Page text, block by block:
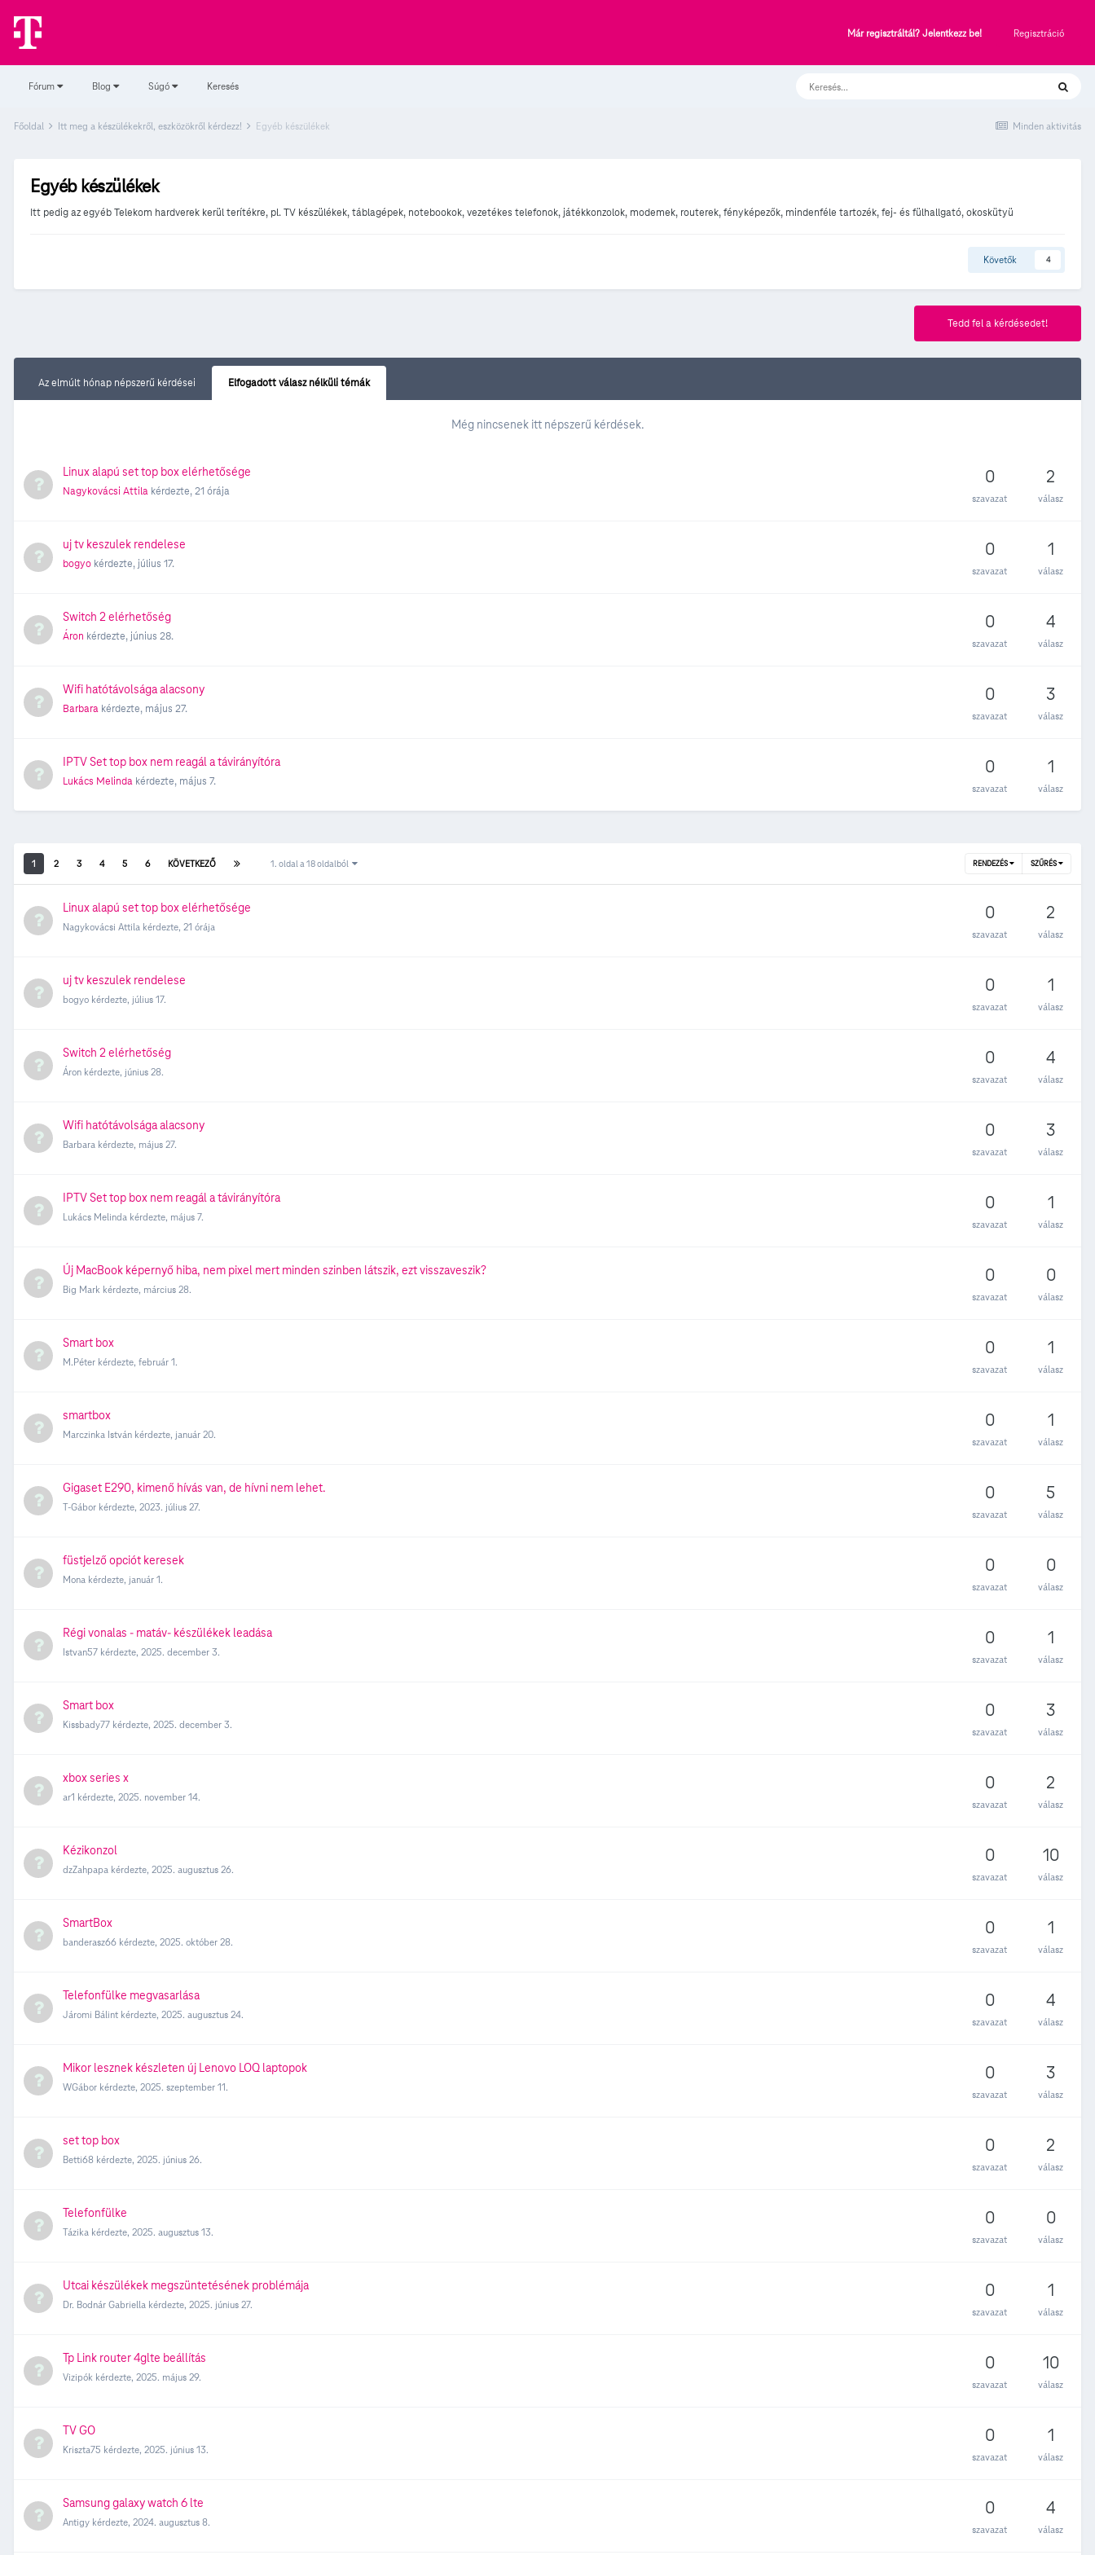
Már regisztráltál? Jelentkezz be! Regisztráció
Fórum Blog Súgó Keresés
Minden aktivitás
Főoldal Itt meg a készülékekről, eszközökről kérdezz! Egyéb készülékek
Egyéb készülékek
Itt pedig az egyéb Telekom hardverek kerül terítékre, pl. TV készülékek, táblagépek, notebookok, vezetékes telefonok, játékkonzolok, modemek, routerek, fényképezők, mindenféle tartozék, fej- és fülhallgató, okoskütyü
Követők 4
Tedd fel a kérdésedet!
Az elmúlt hónap népszerű kérdései Elfogadott válasz nélküli témák
Még nincsenek itt népszerű kérdések.
Linux alapú set top box elérhetősége
Nagykovácsi Attila kérdezte,21 órája
0
szavazat
2
válasz
uj tv keszulek rendelese
bogyo kérdezte, július 17.
0
szavazat
1
válasz
Switch 2 elérhetőség
Áron kérdezte, június 28.
0
szavazat
4
válasz
Wifi hatótávolsága alacsony
Barbara kérdezte, május 27.
0
szavazat
3
válasz
IPTV Set top box nem reagál a távirányítóra
Lukács Melinda kérdezte, május 7.
0
szavazat
1
válasz
RENDEZÉS SZŰRÉS
1 2 3 4 5 6 KÖVETKEZŐ 1. oldal a 18 oldalból
Linux alapú set top box elérhetősége
Nagykovácsi Attila kérdezte, 21 órája
0
szavazat
2
válasz
uj tv keszulek rendelese
bogyo kérdezte, július 17.
0
szavazat
1
válasz
Switch 2 elérhetőség
Áron kérdezte, június 28.
0
szavazat
4
válasz
Wifi hatótávolsága alacsony
Barbara kérdezte, május 27.
0
szavazat
3
válasz
IPTV Set top box nem reagál a távirányítóra
Lukács Melinda kérdezte, május 7.
0
szavazat
1
válasz
Új MacBook képernyő hiba, nem pixel mert minden szinben látszik, ezt visszaveszik?
Big Mark kérdezte, március 28.
0
szavazat
0
válasz
Smart box
M.Péter kérdezte, február 1.
0
szavazat
1
válasz
smartbox
Marczinka István kérdezte, január 20.
0
szavazat
1
válasz
Gigaset E290, kimenő hívás van, de hívni nem lehet.
T-Gábor kérdezte, 2023. július 27.
0
szavazat
5
válasz
füstjelző opciót keresek
Mona kérdezte, január 1.
0
szavazat
0
válasz
Régi vonalas - matáv- készülékek leadása
Istvan57 kérdezte, 2025. december 3.
0
szavazat
1
válasz
Smart box
Kissbady77 kérdezte, 2025. december 3.
0
szavazat
3
válasz
xbox series x
ar1 kérdezte, 2025. november 14.
0
szavazat
2
válasz
Kézikonzol
dzZahpapa kérdezte, 2025. augusztus 26.
0
szavazat
10
válasz
SmartBox
banderasz66 kérdezte, 2025. október 28.
0
szavazat
1
válasz
Telefonfülke megvasarlása
Járomi Bálint kérdezte, 2025. augusztus 24.
0
szavazat
4
válasz
Mikor lesznek készleten új Lenovo LOQ laptopok
WGábor kérdezte, 2025. szeptember 11.
0
szavazat
3
válasz
set top box
Betti68 kérdezte, 2025. június 26.
0
szavazat
2
válasz
Telefonfülke
Tázika kérdezte, 2025. augusztus 13.
0
szavazat
0
válasz
Utcai készülékek megszüntetésének problémája
Dr. Bodnár Gabriella kérdezte, 2025. június 27.
0
szavazat
1
válasz
Tp Link router 4glte beállítás
Vizipók kérdezte, 2025. május 29.
0
szavazat
10
válasz
TV GO
Kriszta75 kérdezte, 2025. június 13.
0
szavazat
1
válasz
Samsung galaxy watch 6 lte
Antigy kérdezte, 2024. augusztus 8.
0
szavazat
4
válasz